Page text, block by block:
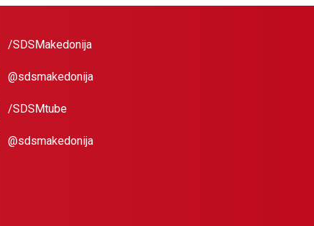
/SDSMakedonija
@sdsmakedonija
/SDSMtube
@sdsmakedonija